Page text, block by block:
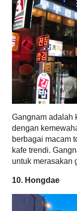
Gangnam adalah
dengan
berbagai macam
kafe trendi.
untuk merasakan
10. Hongdae